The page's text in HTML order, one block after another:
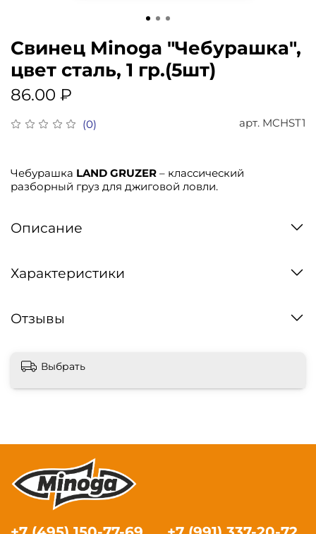
(0) арт. MCHST1
Свинец Minoga "Чебурашка",
цвет сталь, 1 гр.(5шт)
86.00 ₽
Чебурашка LAND GRUZER – классический
разборный груз для джиговой ловли.
Описание
Характеристики
Отзывы
Выбрать